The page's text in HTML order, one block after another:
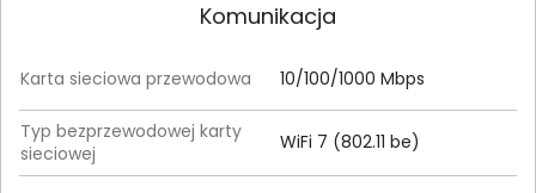
Komunikacja
Karta sieciowa przewodowa 10/100/1000 Mbps
Typ bezprzewodowej karty
sieciowej
WiFi 7 (802.11 be)